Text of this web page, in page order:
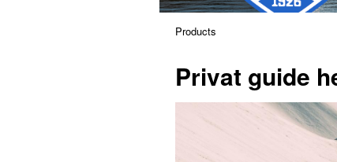
Products
Privat guide